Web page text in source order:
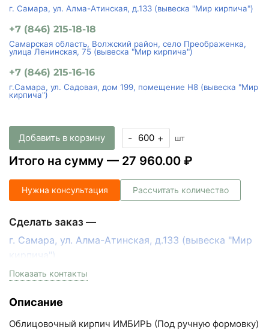
г. Самара, ул. Алма-Атинская, д.133 (вывеска "Мир кирпича")
+7 (846) 215-18-18
Самарская область, Волжский район, село Преображенка,
улица Ленинская, 75 (вывеска "Мир кирпича")
+7 (846) 215-16-16
г.Самара, ул. Садовая, дом 199, помещение Н8 (вывеска "Мир
кирпича")
Добавить в корзину - + шт
Итого на сумму — 27 960.00 ₽
Нужна консультация Рассчитать количество
Сделать заказ —
г. Самара, ул. Алма-Атинская, д.133 (вывеска "Мир
кирпича")
пн-пт с 9:00 до 18:00, сб с 10:00 до 16:00
+7 (993) 993-77-33
Показать контакты
Описание
Облицовочный кирпич ИМБИРЬ (Под ручную формовку)